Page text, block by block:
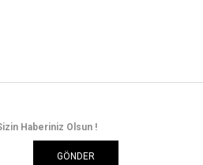
Haberiniz Olsun !
GÖNDER